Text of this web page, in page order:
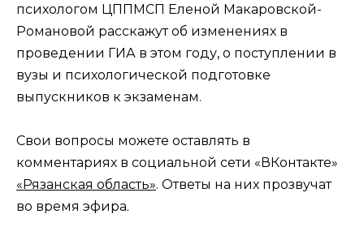
психологом ЦППМСП Еленой Макаровской-
Романовой расскажут об изменениях в
проведении ГИА в этом году, о поступлении в
вузы и психологической подготовке
выпускников к экзаменам.
Свои вопросы можете оставлять в
комментариях в социальной сети «ВКонтакте»
«Рязанская область». Ответы на них прозвучат
во время эфира.